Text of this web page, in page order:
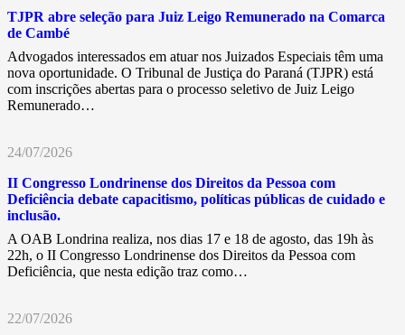
TJPR abre seleção para Juiz Leigo Remunerado na Comarca
de Cambé
Advogados interessados em atuar nos Juizados Especiais têm uma
nova oportunidade. O Tribunal de Justiça do Paraná (TJPR) está
com inscrições abertas para o processo seletivo de Juiz Leigo
Remunerado…
24/07/2026
II Congresso Londrinense dos Direitos da Pessoa com
Deficiência debate capacitismo, políticas públicas de cuidado e
inclusão.
A OAB Londrina realiza, nos dias 17 e 18 de agosto, das 19h às
22h, o II Congresso Londrinense dos Direitos da Pessoa com
Deficiência, que nesta edição traz como…
22/07/2026